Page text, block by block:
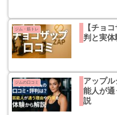
ジム・筋トレ
【チョ
判と実
ジムの口コミ
アップ
能人が通
説